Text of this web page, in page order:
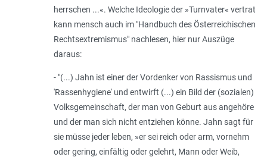
herrschen ...«. Welche Ideologie der »Turnvater« vertrat
kann mensch auch im "Handbuch des Österreichischen
Rechtsextremismus" nachlesen, hier nur Auszüge
daraus:
- "(...) Jahn ist einer der Vordenker von Rassismus und
'Rassenhygiene' und entwirft (...) ein Bild der (sozialen)
Volksgemeinschaft, der man von Geburt aus angehöre
und der man sich nicht entziehen könne. Jahn sagt für
sie müsse jeder leben, »er sei reich oder arm, vornehm
oder gering, einfältig oder gelehrt, Mann oder Weib,